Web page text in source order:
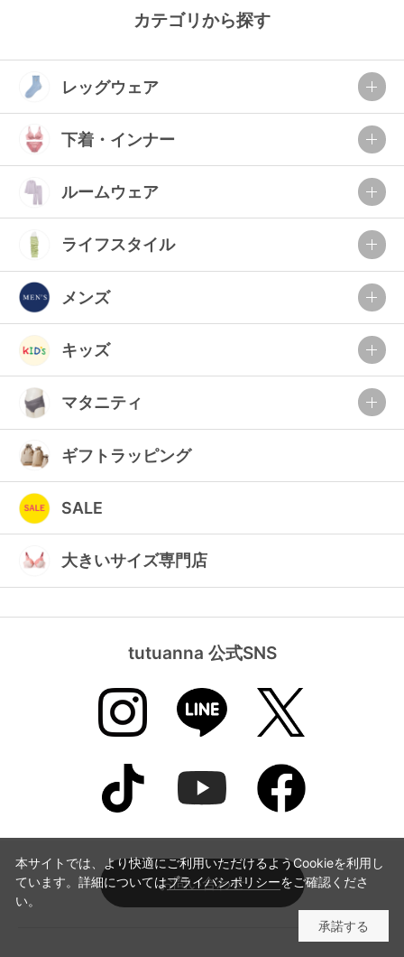
カテゴリから探す
レッグウェア
下着・インナー
ルームウェア
ライフスタイル
メンズ
キッズ
マタニティ
ギフトラッピング
SALE
大きいサイズ専門店
tutuanna 公式SNS
お問い合わせ
本サイトでは、より快適にご利用いただけるようCookieを利用し
ています。詳細についてはプライバシポリシーをご確認くださ
い。
承諾する